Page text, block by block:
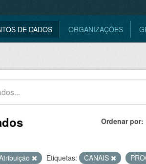
DE DADOS ORGANIZAÇÕES
Ordenar por
Etiquetas: CANAIS